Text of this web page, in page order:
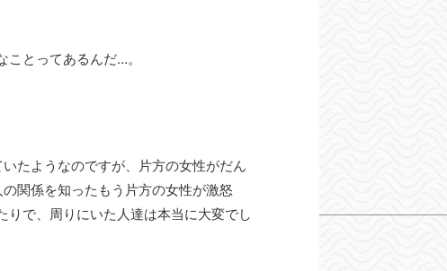
とってあるんだ…。
たようなのですが、片方の女性がだん
関係を知ったもう片方の女性が激怒
で、周りにいた人達は本当に大変でし